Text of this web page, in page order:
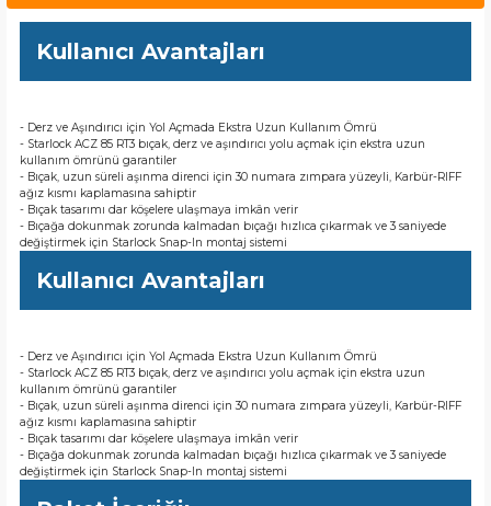
Kullanıcı Avantajları
- Derz ve Aşındırıcı için Yol Açmada Ekstra Uzun Kullanım Ömrü
- Starlock ACZ 85 RT3 bıçak, derz ve aşındırıcı yolu açmak için ekstra uzun
kullanım ömrünü garantiler
- Bıçak, uzun süreli aşınma direnci için 30 numara zımpara yüzeyli, Karbür-RIFF
ağız kısmı kaplamasına sahiptir
- Bıçak tasarımı dar köşelere ulaşmaya imkân verir
- Bıçağa dokunmak zorunda kalmadan bıçağı hızlıca çıkarmak ve 3 saniyede
değiştirmek için Starlock Snap-In montaj sistemi
Kullanıcı Avantajları
- Derz ve Aşındırıcı için Yol Açmada Ekstra Uzun Kullanım Ömrü
- Starlock ACZ 85 RT3 bıçak, derz ve aşındırıcı yolu açmak için ekstra uzun
kullanım ömrünü garantiler
- Bıçak, uzun süreli aşınma direnci için 30 numara zımpara yüzeyli, Karbür-RIFF
ağız kısmı kaplamasına sahiptir
- Bıçak tasarımı dar köşelere ulaşmaya imkân verir
- Bıçağa dokunmak zorunda kalmadan bıçağı hızlıca çıkarmak ve 3 saniyede
değiştirmek için Starlock Snap-In montaj sistemi